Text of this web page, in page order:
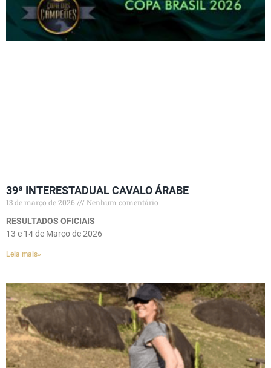
39ª INTERESTADUAL CAVALO ÁRABE
13 de março de 2026
Nenhum comentário
RESULTADOS OFICIAIS
13 e 14 de Março de 2026
Leia mais»